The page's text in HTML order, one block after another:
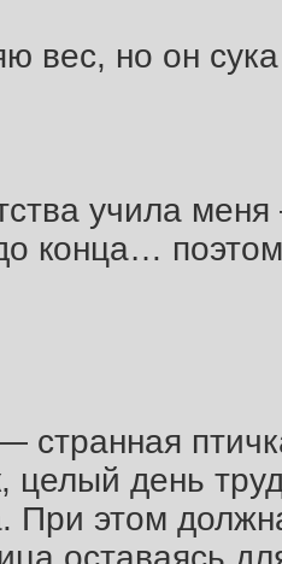
вес, но он
учила
конца…
целый день
При этом